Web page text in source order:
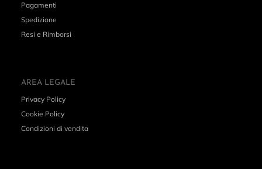
Pagamenti
Spedizione
Resi e Rimborsi
AREA LEGALE
Privacy Policy
Cookie Policy
Condizioni di vendita